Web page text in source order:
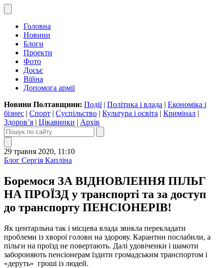
Головна
Новини
Блоги
Проекти
Фото
Досьє
Війна
Допомога армії
Новини Полтавщини: Події| Політика і влада | Економіка і
бізнес | Спорт | Суспільство | Культура і освіта | Кримінал |
Здоров’я | Цікавинки | Архів
29 травня 2020, 11:10
Блог Сергія Капліна
Боремося ЗА ВІДНОВЛЕННЯ ПІЛЬГ
НА ПРОЇЗД у транспорті та за доступ
до транспорту ПЕНСІОНЕРІВ!
Як центарльна так і місцева влада звикла перекладати
проблеми із хворої голови на здорову. Карантин послабили, а
пільги на проїзд не повертають. Далі удовіченки і шамоти
забороняють пенсіонерам їздити громадським транспортом і
«деруть» гроші із людей.